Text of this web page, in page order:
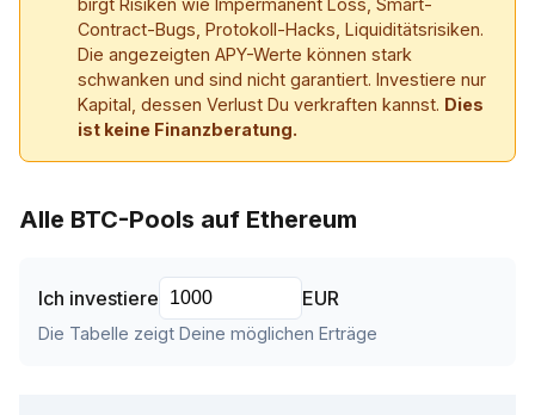
birgt Risiken wie Impermanent Loss, Smart-
Contract-Bugs, Protokoll-Hacks, Liquiditätsrisiken.
Die angezeigten APY-Werte können stark
schwanken und sind nicht garantiert. Investiere nur
Kapital, dessen Verlust Du verkraften kannst. Dies
ist keine Finanzberatung.
Alle BTC-Pools auf Ethereum
Ich investiere EUR
Die Tabelle zeigt Deine möglichen Erträge